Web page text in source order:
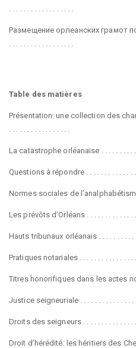
. . . . . . . . . . . . . . . . . .
Размещение орлеанских грамот
. . . . . . . . . . . . . . . . . .
Table des matières
Présentation: une collection des
. . . . . . . . . . . . . . . . .
La catastrophe orléanaise . . . . . . . . . .
Questions à répondre . . . . . . . . . . . . . .
Normes sociales de
Les prévôts d’Orléans . . . . . . . . . . . . .
Hauts tribunaux orléanais . . . . . . . . . .
Pratiques notariales . . . . . . . . . . . . . . .
Titres honorifiques dans les actes
Justice seigneuriale . . . . . . . . . . . . . . .
Droits des seigneurs . . . . . . . . . . . . . .
Droit d’hérédité: les héritiers des